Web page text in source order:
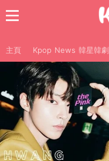
主頁 Kpop News 韓星韓劇